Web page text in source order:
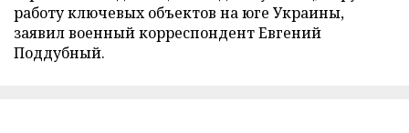
работу ключевых объектов на юге Украины,
заявил военный корреспондент Евгений
Поддубный.